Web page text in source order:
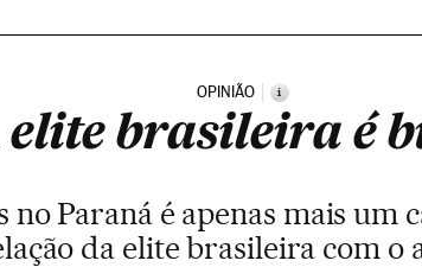
OPINIÃO i
elite brasileira é
no Paraná é apenas mais
da elite brasileira com o